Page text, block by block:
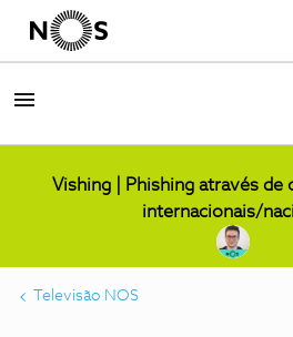
Vishing | Phishing através de
internacionais/
Televisão NOS